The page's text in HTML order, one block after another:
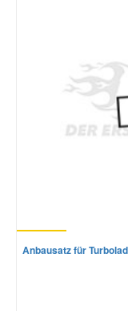
Anbausatz für
Mercedes
Nissan